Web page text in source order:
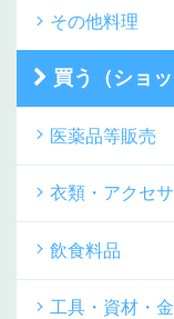
その他料理
買う（ショッ
医薬品等販売
衣類・アクセ
飲食料品
工具・資材・